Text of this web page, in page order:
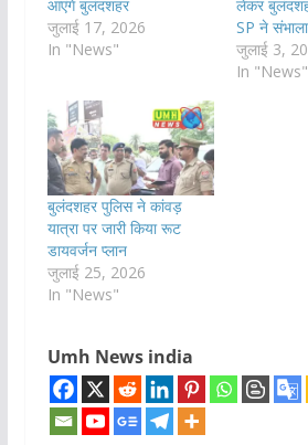
आएंगे बुलंदशहर
जुलाई 17, 2026
In "News"
लेकर
SP ने संभाला
जुलाई 3,
In "News"
बुलंदशहर पुलिस ने कांवड़
यात्रा पर जारी किया रूट
डायवर्जन प्लान
जुलाई 25, 2026
In "News"
Umh News india